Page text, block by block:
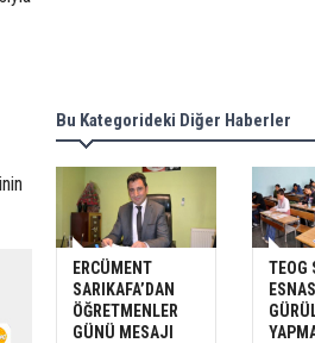
Bu Kategorideki Diğer Haberler
ERCÜMENT
SARIKAFA’DAN
ÖĞRETMENLER
GÜNÜ MESAJI
TEOG